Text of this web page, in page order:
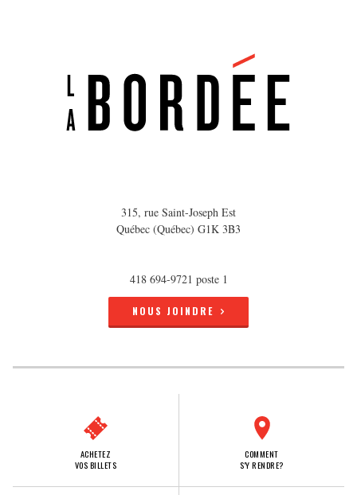
315, rue Saint-Joseph Est
Québec (Québec) G1K 3B3
418 694-9721 poste 1
NOUS JOINDRE
ACHETEZ
VOS BILLETS
COMMENT
S'Y RENDRE?